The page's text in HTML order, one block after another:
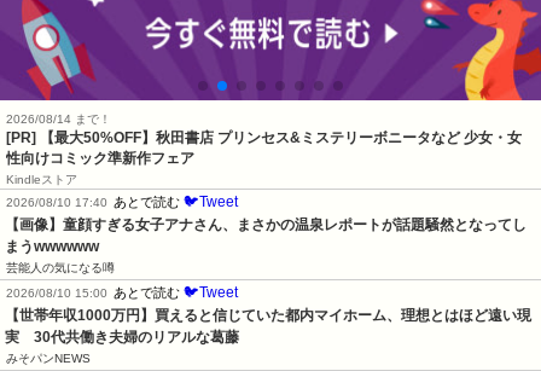
2026/08/14 まで！
[PR] 【最大50%OFF】秋田書店 プリンセス&ミステリーボニータなど 少女・女
性向けコミック準新作フェア
Kindleストア
2026/08/10 17:40
あとで読む 🐦Tweet
【画像】童顔すぎる女子アナさん、まさかの温泉レポートが話題騒然となってし
まうwwwwww
芸能人の気になる噂
2026/08/10 15:00
あとで読む 🐦Tweet
【世帯年収1000万円】買えると信じていた都内マイホーム、理想とはほど遠い現
実　30代共働き夫婦のリアルな葛藤
みそパンNEWS